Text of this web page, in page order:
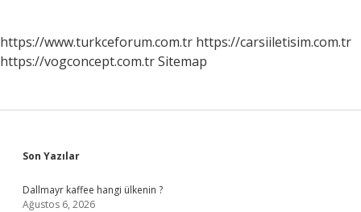
https://www.turkceforum.com.tr https://carsiiletisim.com.tr
https://vogconcept.com.trSitemap
Sidebar
Son Yazılar
Dallmayr kaffee hangi ülkenin ?
Ağustos 6, 2026